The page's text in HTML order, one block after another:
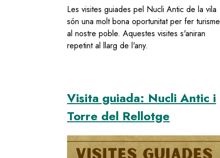
Les visites guiades pel Nucli Antic de la vila
són una molt bona oportunitat per fer turisme
al nostre poble. Aquestes visites s'aniran
repetint al llarg de l'any.
Visita guiada: Nucli Antic i
Torre del Rellotge
Image